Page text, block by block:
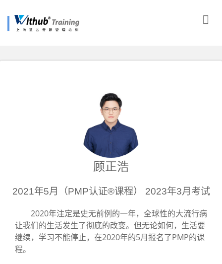
顾正浩
2021年5月（PMP认证®课程） 2023年3月考试
2020年注定是史无前例的一年，全球性的大流行病
让我们的生活发生了彻底的改变。但无论如何，生活要
继续，学习不能停止，在2020年的5月报名了PMP的课
程。